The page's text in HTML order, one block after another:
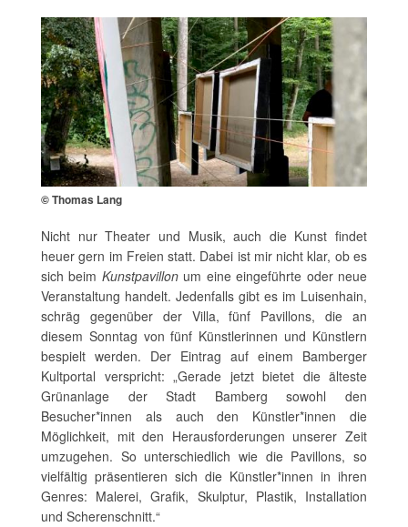
© Thomas Lang
Nicht nur Theater und Musik, auch die Kunst findet
heuer gern im Freien statt. Dabei ist mir nicht klar, ob es
sich beim Kunstpavillon um eine eingeführte oder neue
Veranstaltung handelt. Jedenfalls gibt es im Luisenhain,
schräg gegenüber der Villa, fünf Pavillons, die an
diesem Sonntag von fünf Künstlerinnen und Künstlern
bespielt werden. Der Eintrag auf einem Bamberger
Kultportal verspricht: „Gerade jetzt bietet die älteste
Grünanlage der Stadt Bamberg sowohl den
Besucher*innen als auch den Künstler*innen die
Möglichkeit, mit den Herausforderungen unserer Zeit
umzugehen. So unterschiedlich wie die Pavillons, so
vielfältig präsentieren sich die Künstler*innen in ihren
Genres: Malerei, Grafik, Skulptur, Plastik, Installation
und Scherenschnitt.“